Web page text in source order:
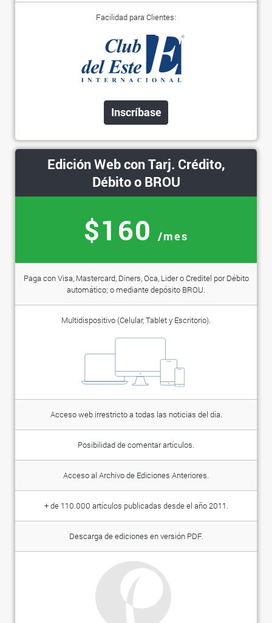
Facilidad para Clientes:
Inscríbase
Edición Web con Tarj. Crédito,
Débito o BROU
$160 /mes
Paga con Visa, Mastercard, Diners, Oca, Lider o Creditel por Débito
automático; o mediante depósito BROU.
Multidispositivo (Celular, Tablet y Escritorio).
Acceso web irrestricto a todas las noticias del día.
Posibilidad de comentar artículos.
Acceso al Archivo de Ediciones Anteriores.
+ de 110.000 artículos publicadas desde el año 2011.
Descarga de ediciones en versión PDF.